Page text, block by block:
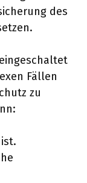
des
Fällen
zu